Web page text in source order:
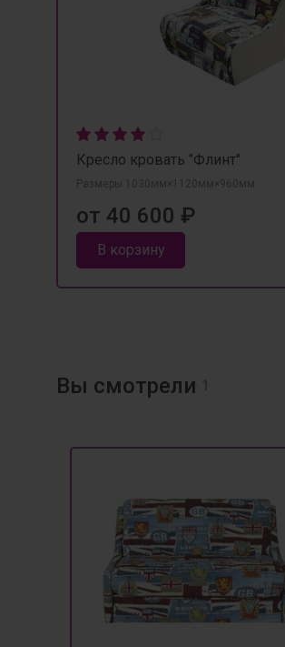
Кресло кровать "Флинт"
Размеры 1030мм×1120мм×960мм
от 40 600 ₽
В корзину
Вы смотрели